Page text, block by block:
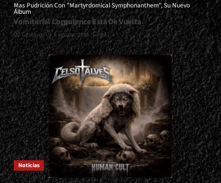
Mas Pudrición Con "Martyrdomical Symphonanthem", Su Nuevo
Álbum
Vomitorial Corpulence Está De Vuelta
Gustavo 5 agosto, 2026 0
Noticias